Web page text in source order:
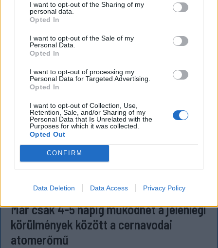
I want to opt-out of the Sharing of my
personal data.
Opted In
I want to opt-out of the Sale of my
Personal Data.
Opted In
I want to opt-out of processing my
Personal Data for Targeted Advertising.
Opted In
I want to opt-out of Collection, Use,
Retention, Sale, and/or Sharing of my
Personal Data that Is Unrelated with the
Purposes for which it was collected.
Opted Out
CONFIRM
Data Deletion Data Access Privacy Policy
koncertjét. Majka ezt szerdán a Facebook-oldalán
jelentette be.
FŐTÉR
Már csak 4-5 napig működhet a jelenlegi
körülmények között a cernavodai
atomerőmű